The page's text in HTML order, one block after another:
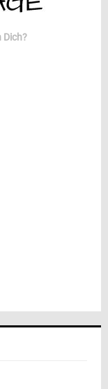
Dich?